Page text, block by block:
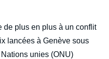
de plus en plus à un conflit
lancées à Genève sous
Nations unies (ONU)